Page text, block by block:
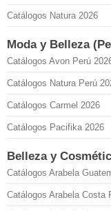
Catálogos Natura 2026
Moda y Belleza
Catálogos Avon Perú
Catálogos Natura Perú
Catálogos Carmel 2026
Catálogos Pacifika 2026
Belleza y
Catálogos Arabela
Catálogos Arabela Costa